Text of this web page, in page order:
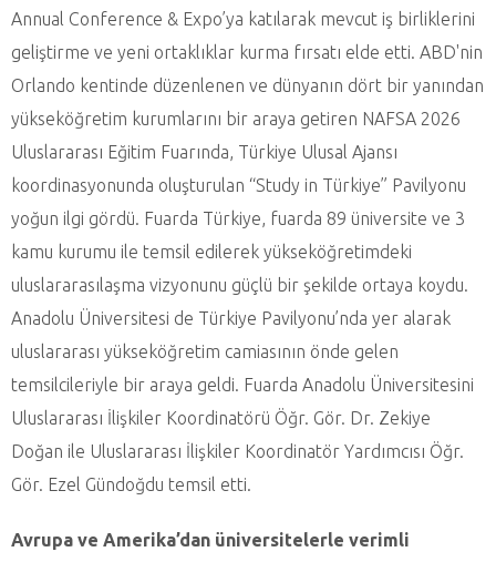
Annual Conference & Expo’ya katılarak mevcut iş birliklerini
geliştirme ve yeni ortaklıklar kurma fırsatı elde etti. ABD'nin
Orlando kentinde düzenlenen ve dünyanın dört bir yanından
yükseköğretim kurumlarını bir araya getiren NAFSA 2026
Uluslararası Eğitim Fuarında, Türkiye Ulusal Ajansı
koordinasyonunda oluşturulan “Study in Türkiye” Pavilyonu
yoğun ilgi gördü. Fuarda Türkiye, fuarda 89 üniversite ve 3
kamu kurumu ile temsil edilerek yükseköğretimdeki
uluslararasılaşma vizyonunu güçlü bir şekilde ortaya koydu.
Anadolu Üniversitesi de Türkiye Pavilyonu’nda yer alarak
uluslararası yükseköğretim camiasının önde gelen
temsilcileriyle bir araya geldi. Fuarda Anadolu Üniversitesini
Uluslararası İlişkiler Koordinatörü Öğr. Gör. Dr. Zekiye
Doğan ile Uluslararası İlişkiler Koordinatör Yardımcısı Öğr.
Gör. Ezel Gündoğdu temsil etti.
Avrupa ve Amerika’dan üniversitelerle verimli